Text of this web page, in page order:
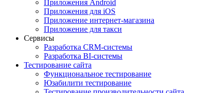
Приложения Android
Приложения для iOS
Приложение интернет-магазина
Приложение для такси
Сервисы
Разработка CRM-системы
Разработка BI-системы
Тестирование сайта
Функциональное тестирование
Юзабилити тестирование